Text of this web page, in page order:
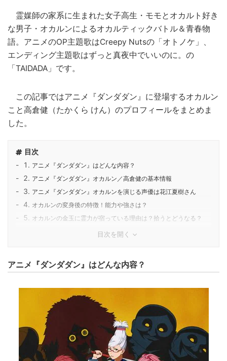
霊媒師の家系に生まれた女子高生・モモとオカルト好き
な男子・オカルンによるオカルティックバトル＆青春物
語。アニメのOP主題歌はCreepy Nutsの「オトノケ」、
エンディング主題歌はずっと真夜中でいいのに。の
「TAIDADA」です。
この記事ではアニメ『ダンダダン』に登場するオカルン
こと高倉健（たかくら けん）のプロフィールをまとめま
した。
目次
アニメ『ダンダダン』はどんな内容？
アニメ『ダンダダン』オカルン／高倉健の基本情報
アニメ『ダンダダン』オカルンを演じる声優は花江夏樹さん
オカルンの変身後の特徴！能力や強さは？
オカルンの金玉に霊力が宿っている理由は？拾うとどうなる？
目次を開く
アニメ『ダンダダン』はどんな内容？